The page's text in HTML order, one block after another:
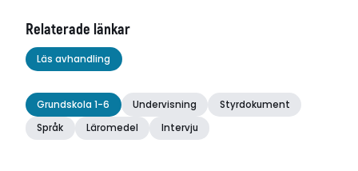
Relaterade länkar
Läs avhandling
Grundskola 1-6 Undervisning
Styrdokument
Språk
Läromedel Intervju